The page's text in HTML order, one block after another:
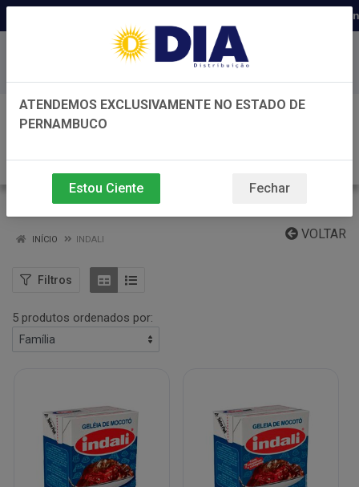
Distribuidora há 22 anos em
Baixe já nosso APP
VOLTAR
INÍCIO INDALI
Filtros
5 produtos ordenados por:
ATENDEMOS EXCLUSIVAMENTE NO ESTADO DE
PERNAMBUCO
Estou Ciente Fechar